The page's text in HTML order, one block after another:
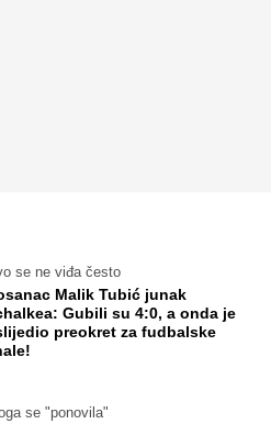
se ne viđa često
Malik Tubić junak
Gubili su 4:0, a onda je
preokret za fudbalske
se "ponovila"